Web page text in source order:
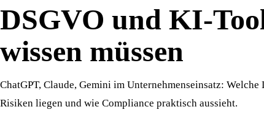
DSGVO und KI-
wissen müssen
ChatGPT, Claude, Gemini im Unternehmenseinsatz:
Risiken liegen und wie Compliance praktisch aussieht.